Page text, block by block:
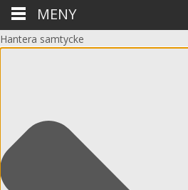
Hantera samtycke
MENY